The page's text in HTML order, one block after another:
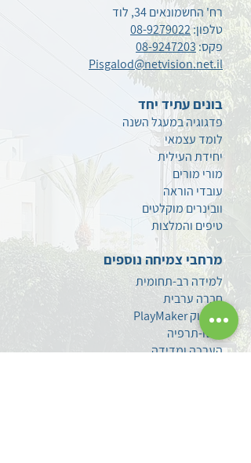
רח' החשמונאים 34, לוד
טלפון:08-9279022
פקס:08-9247203
Pisgalod@netvision.net.il
בונים עתיד יחד
פדגוגיה במעגל השנה
לומד עצמאי
יחידת העילית
מורי מורים
עובדי הוראה
וובינרים מוקלטים
טיפים והמלצות
מרחבי צמיחה נוספים
למידה רב-תחומית
חברה ערבית
משחוק PlayMaker
פוטו-תרפיה
הערכה ומדידה